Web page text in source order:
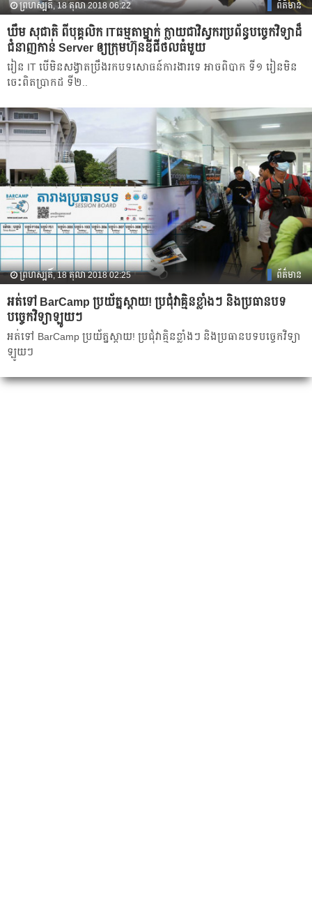
ព្រហស្បតិ៍, 18 តុលា 2018 06:22 ព័ត៌មាន
ឃឹម សុជាតិ ពីបុគ្គលិក ITធម្មតាម្នាក់ ក្លាយជាវិស្វករប្រព័ន្ធបច្ចេកវិទ្យាដ៏
ជំនាញកាន់ Server ឲ្យក្រុមហ៊ុនឌីជីថលធំមួយ
រៀន IT ​បើ​មិន​សង្វាត​ប្រឹង​រក​បទសោធន៍​ការងារ​ទេ​ អាច​ពិបាក ​ទី១ រៀន​មិន
ចេះ​ពិត​ប្រាកដ ទី២..
ព្រហស្បតិ៍, 18 តុលា 2018 02:25 ព័ត៌មាន
អត់​ទៅ BarCamp ប្រយ័ត្ន​ស្តាយ! ប្រជុំ​វាគ្មិន​ខ្លាំងៗ និង​ប្រធាន​បទ​
បច្ចេកវិទ្យា​ឡូយៗ
អត់​ទៅ BarCamp ប្រយ័ត្ន​ស្តាយ! ប្រជុំ​វាគ្មិន​ខ្លាំងៗ និង​ប្រធាន​បទ​បច្ចេកវិទ្យា​
ឡូយៗ